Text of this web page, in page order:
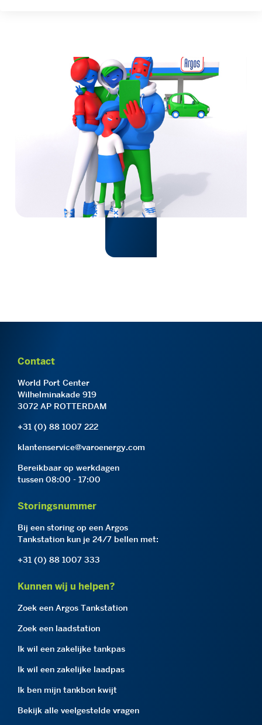
Contact
World Port Center
Wilhelminakade 919
3072 AP ROTTERDAM
+31 (0) 88 1007 222
klantenservice@varoenergy.com
Bereikbaar op werkdagen
tussen 08:00 - 17:00
Storingsnummer
Bij een storing op een Argos
Tankstation kun je 24/7 bellen met:
+31 (0) 88 1007 333
Kunnen wij u helpen?
Zoek een Argos Tankstation
Zoek een laadstation
Ik wil een zakelijke tankpas
Ik wil een zakelijke laadpas
Ik ben mijn tankbon kwijt
Bekijk alle veelgestelde vragen